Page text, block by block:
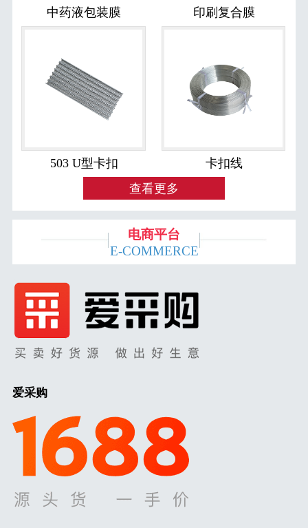
中药液包装膜 印刷复合膜
503 U型卡扣
卡扣线
查看更多
电商平台
E-COMMERCE
爱采购